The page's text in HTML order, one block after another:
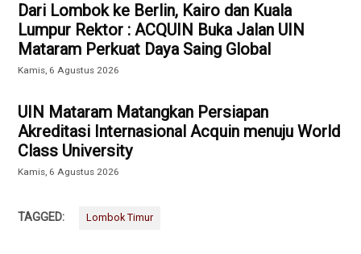
Dari Lombok ke Berlin, Kairo dan Kuala
Lumpur Rektor : ACQUIN Buka Jalan UIN
Mataram Perkuat Daya Saing Global
Kamis, 6 Agustus 2026
UIN Mataram Matangkan Persiapan
Akreditasi Internasional Acquin menuju World
Class University
Kamis, 6 Agustus 2026
TAGGED: Lombok Timur